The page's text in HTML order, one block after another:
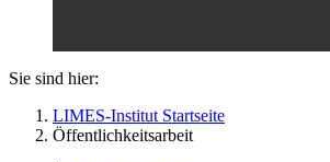
Sie sind hier:
LIMES-Institut Startseite
Öffentlichkeitsarbeit